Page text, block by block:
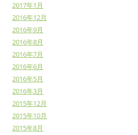
2017年1月
2016年12月
2016年9月
2016年8月
2016年7月
2016年6月
2016年5月
2016年3月
2015年12月
2015年10月
2015年8月